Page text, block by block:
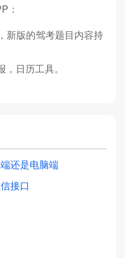
：
新版的驾考题目内容持
日历工具。
还是电脑端
接口